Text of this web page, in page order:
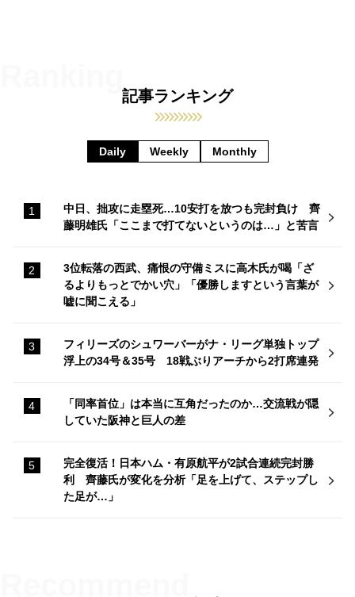
記事ランキング
Daily Weekly Monthly
中日、拙攻に走塁死…10安打を放つも完封負け 齊
藤明雄氏「ここまで打てないというのは…」と苦言
3位転落の西武、痛恨の守備ミスに高木氏が喝「ざ
るよりもっとでかい穴」「優勝しますという言葉が
嘘に聞こえる」
フィリーズのシュワーバーがナ・リーグ単独トップ
浮上の34号＆35号 18戦ぶりアーチから2打席連発
「同率首位」は本当に互角だったのか…交流戦が隠
していた阪神と巨人の差
完全復活！日本ハム・有原航平が2試合連続完封勝
利 齊藤氏が変化を分析「足を上げて、ステップし
た足が…」